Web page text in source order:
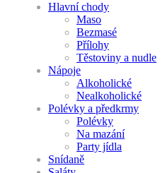
Hlavní chody
Maso
Bezmasé
Přílohy
Těstoviny a nudle
Nápoje
Alkoholické
Nealkoholické
Polévky a předkrmy
Polévky
Na mazání
Party jídla
Snídaně